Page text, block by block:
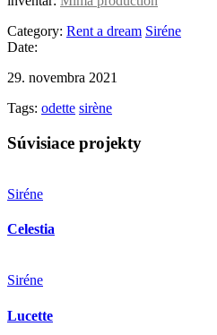
Category: Rent a dream Siréne
Date:
29. novembra 2021
Tags: odette sirène
Súvisiace projekty
Siréne
Celestia
Siréne
Lucette